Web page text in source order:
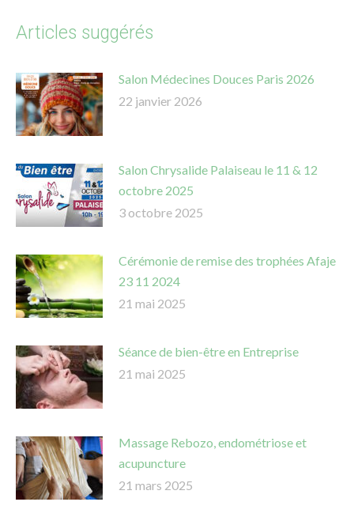
Articles suggérés
Salon Médecines Douces Paris 2026
22 janvier 2026
Salon Chrysalide Palaiseau le 11 & 12
octobre 2025
3 octobre 2025
Cérémonie de remise des trophées Afaje
23 11 2024
21 mai 2025
Séance de bien-être en Entreprise
21 mai 2025
Massage Rebozo, endométriose et
acupuncture
21 mars 2025